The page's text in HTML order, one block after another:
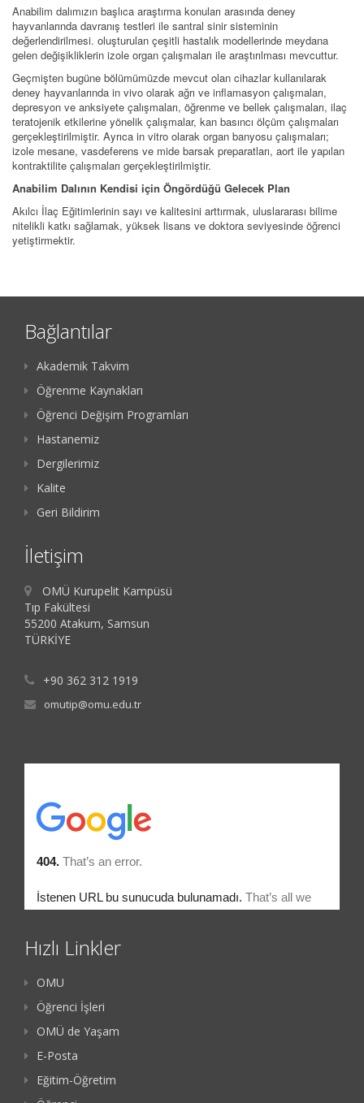
Anabilim dalımızın başlıca araştırma konuları arasında deney
hayvanlarında davranış testleri ile santral sinir sisteminin
değerlendirilmesi. oluşturulan çeşitli hastalık modellerinde meydana
gelen değişikliklerin izole organ çalışmaları ile araştırılması mevcuttur.
Geçmişten bugüne bölümümüzde mevcut olan cihazlar kullanılarak
deney hayvanlarında in vivo olarak ağrı ve inflamasyon çalışmaları,
depresyon ve anksiyete çalışmaları, öğrenme ve bellek çalışmaları, ilaç
teratojenik etkilerine yönelik çalışmalar, kan basıncı ölçüm çalışmaları
gerçekleştirilmiştir. Ayrıca in vitro olarak organ banyosu çalışmaları;
izole mesane, vasdeferens ve mide barsak preparatları, aort ile yapılan
kontraktilite çalışmaları gerçekleştirilmiştir.
Anabilim Dalının Kendisi için Öngördüğü Gelecek Plan
Akılcı İlaç Eğitimlerinin sayı ve kalitesini arttırmak, uluslararası bilime
nitelikli katkı sağlamak, yüksek lisans ve doktora seviyesinde öğrenci
yetiştirmektir.
Bağlantılar
Akademik Takvim
Öğrenme Kaynakları
Öğrenci Değişim Programları
Hastanemiz
Dergilerimiz
Kalite
Geri Bildirim
İletişim
OMÜ Kurupelit Kampüsü
Tıp Fakültesi
55200 Atakum, Samsun
TÜRKİYE
+90 362 312 1919
omutip@omu.edu.tr
Hızlı Linkler
OMU
Öğrenci İşleri
OMÜ de Yaşam
E-Posta
Eğitim-Öğretim